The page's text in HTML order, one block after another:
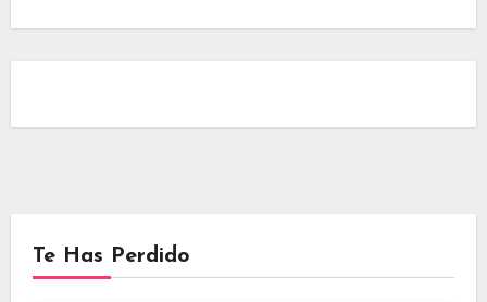
Te Has Perdido